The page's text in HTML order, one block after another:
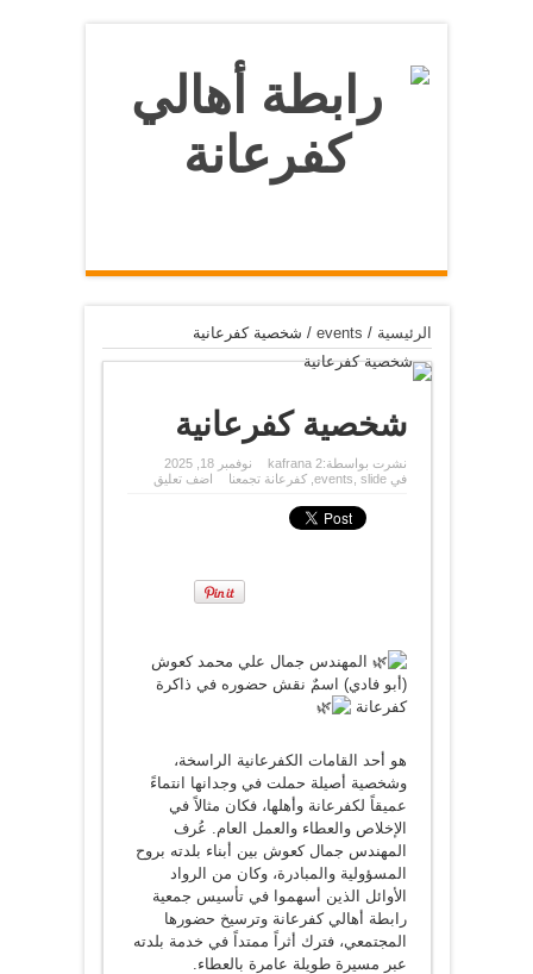
الرئيسية /
events
/ شخصية كفرعانية
شخصية كفرعانية
نشرت بواسطة:kafrana 2
نوفمبر 18, 2025
في
events slide
,كفرعانة تجمعنا اضف تعليق
المهندس جمال علي محمد كعوش
(أبو فادي) اسمٌ نقش حضوره في ذاكرة
كفرعانة
هو أحد القامات الكفرعانية الراسخة،
وشخصية أصيلة حملت في وجدانها انتماءً
عميقاً لكفرعانة وأهلها، فكان مثالاً في
الإخلاص والعطاء والعمل العام. عُرف
المهندس جمال كعوش بين أبناء بلدته بروح
المسؤولية والمبادرة، وكان من الرواد
الأوائل الذين أسهموا في تأسيس جمعية
رابطة أهالي كفرعانة وترسيخ حضورها
المجتمعي، فترك أثراً ممتداً في خدمة بلدته
عبر مسيرة طويلة عامرة بالعطاء.